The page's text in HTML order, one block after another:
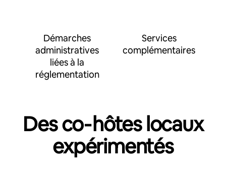
Démarches
administratives
liées à la
réglementation
Services
complémentaires
Des co‑hôtes locaux
expérimentés